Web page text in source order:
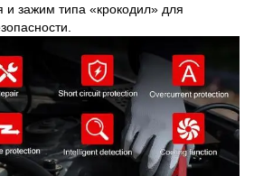
зажим типа «крокодил» для